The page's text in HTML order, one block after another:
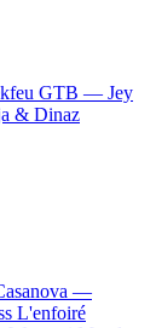
GTB — Jey
& Dinaz
—
L'enfoiré